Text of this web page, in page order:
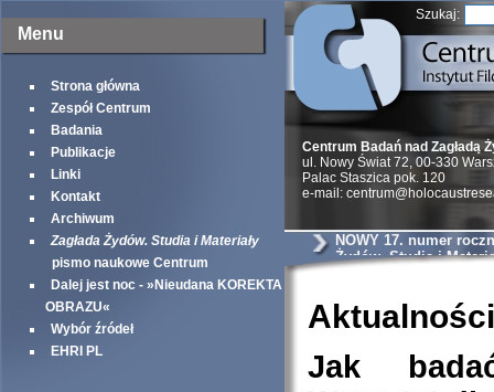
Menu
Strona główna
Zespół Centrum
Badania
Publikacje
Linki
Kontakt
Archiwum
Zagłada Żydów. Studia i Materiały
pismo naukowe Centrum
Dalej jest noc - »Nieudana KOREKTA
OBRAZU«
Wybór źródeł
EHRI PL
Szukaj:
Centrum Badań nad Zagładą
ul. Nowy Świat 72, 00-330
Palac Staszica pok. 120
e-mail:
NOWY 17. numer
Żydów. Studia i
Aktualności
Jak